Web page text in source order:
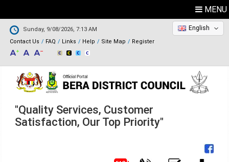
MENU
Sunday, 9/08/2026, 7:13 AM
Contact Us
FAQ Links Help Site Map Register
English
"Quality Services, Customer
Satisfaction, Our Top Priority"